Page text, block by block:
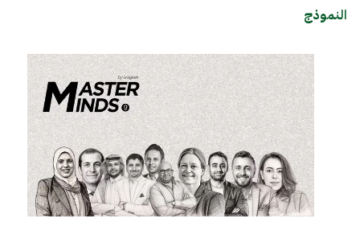
النموذج